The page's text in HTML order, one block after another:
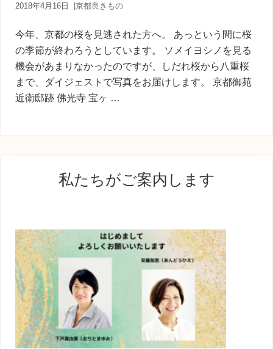
2018年4月16日 京都良きもの
今年、京都の桜を見逃された方へ。 あっという間に桜
の季節が終わろうとしています。 ソメイヨシノを見る
機会があまりなかったのですが、しだれ桜から八重桜
まで、ダイジェストで写真をお届けします。 京都御苑
近衛邸跡 佛光寺 宝ヶ …
サ
イ
ド
バ
ー
私たちがご案内します